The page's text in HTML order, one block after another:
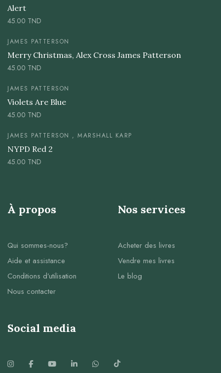
Alert
45.00 TND
JAMES PATTERSON
Merry Christmas, Alex Cross James Patterson
45.00 TND
JAMES PATTERSON
Violets Are Blue
45.00 TND
JAMES PATTERSON , MARSHALL KARP
NYPD Red 2
45.00 TND
À propos
Qui sommes-nous?
Aide et assistance
Conditions d’utilisation
Nous contacter
Nos services
Acheter des livres
Vendre mes livres
Le blog
Social media